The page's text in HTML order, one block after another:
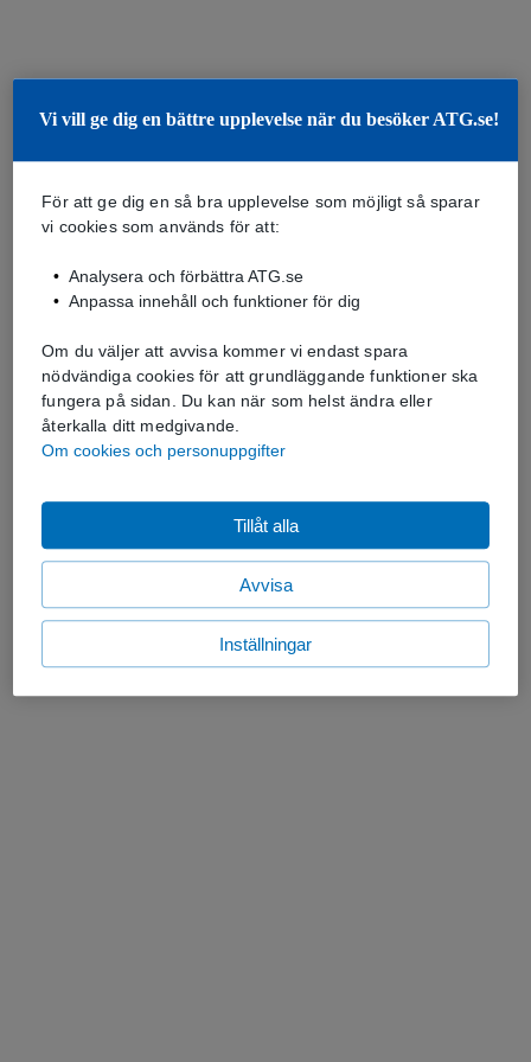
Vi vill ge dig en bättre upplevelse när du besöker ATG.se!
För att ge dig en så bra upplevelse som möjligt så sparar
vi cookies som används för att:
Analysera och förbättra ATG.se
Anpassa innehåll och funktioner för dig
Om du väljer att avvisa kommer vi endast spara
nödvändiga cookies för att grundläggande funktioner ska
fungera på sidan. Du kan när som helst ändra eller
återkalla ditt medgivande.
Om cookies och personuppgifter
Avvisa
Tillåt alla
Inställningar